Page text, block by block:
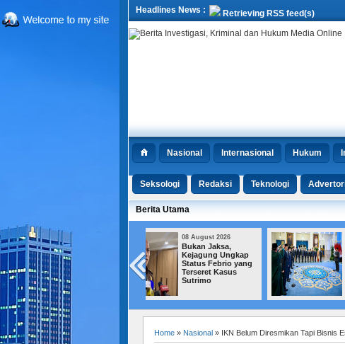
Headlines News : Retrieving RSS feed(s)
Nasional Internasional Hukum
Seksologi Redaksi Teknologi
Berita Utama
Bukan Jaksa,
Kejagung Ungkap
Status Febrio yang
Terseret Kasus
Sutrimo
08 August 2026
Istana Redam Kabar
Reshuffle Pasca-17
Agustusan
Home » Nasional » IKN Belum Diresmikan Tapi Bisnis